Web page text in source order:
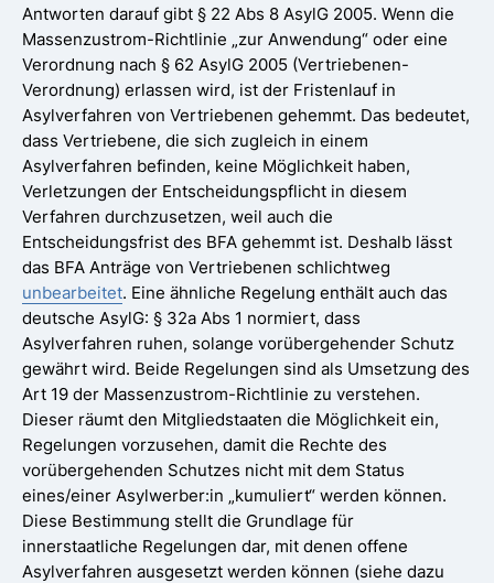
Antworten darauf gibt § 22 Abs 8 AsylG 2005. Wenn die
Massenzustrom-Richtlinie „zur Anwendung“ oder eine
Verordnung nach § 62 AsylG 2005 (Vertriebenen-
Verordnung) erlassen wird, ist der Fristenlauf in
Asylverfahren von Vertriebenen gehemmt. Das bedeutet,
dass Vertriebene, die sich zugleich in einem
Asylverfahren befinden, keine Möglichkeit haben,
Verletzungen der Entscheidungspflicht in diesem
Verfahren durchzusetzen, weil auch die
Entscheidungsfrist des BFA gehemmt ist. Deshalb lässt
das BFA Anträge von Vertriebenen schlichtweg
unbearbeitet. Eine ähnliche Regelung enthält auch das
deutsche AsylG: § 32a Abs 1 normiert, dass
Asylverfahren ruhen, solange vorübergehender Schutz
gewährt wird. Beide Regelungen sind als Umsetzung des
Art 19 der Massenzustrom-Richtlinie zu verstehen.
Dieser räumt den Mitgliedstaaten die Möglichkeit ein,
Regelungen vorzusehen, damit die Rechte des
vorübergehenden Schutzes nicht mit dem Status
eines/einer Asylwerber:in „kumuliert“ werden können.
Diese Bestimmung stellt die Grundlage für
innerstaatliche Regelungen dar, mit denen offene
Asylverfahren ausgesetzt werden können (siehe dazu